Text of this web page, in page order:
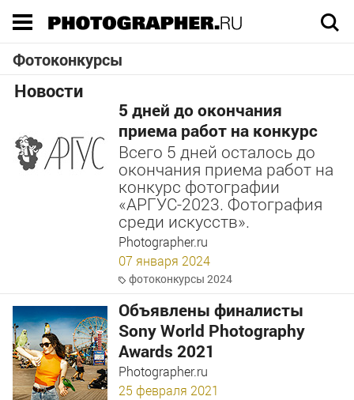
Фотоконкурсы
Новости
5 дней до окончания
приема работ на конкурс
Всего 5 дней осталось до
окончания приема работ на
конкурс фотографии
«АРГУС-2023. Фотография
среди искусств».
Photographer.ru
07 января 2024
фотоконкурсы 2024
Объявлены финалисты
Sony World Photography
Awards 2021
Photographer.ru
25 февраля 2021